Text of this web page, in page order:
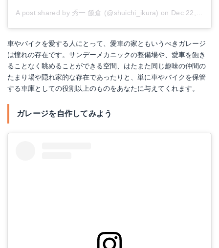
A post shared by 秀一 飯倉 (@shuichi_ikura) on Dec 22, 2014 at 3:58pm PST
車やバイクを愛する人にとって、愛車の家ともいうべきガレージ
は憧れの存在です。サンデーメカニックの整備場や、愛車を飽き
ることなく眺めることができる空間、はたまた同じ趣味の仲間の
たまり場や隠れ家的な存在であったりと、単に車やバイクを保管
する車庫としての役割以上のものをあなたに与えてくれます。
ガレージを自作してみよう